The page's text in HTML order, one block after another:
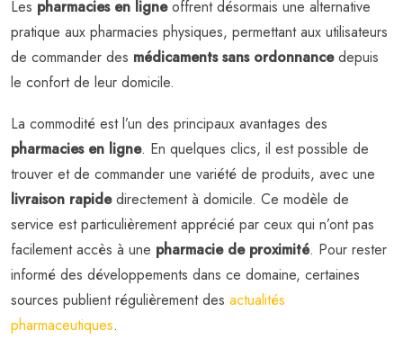
Les pharmacies en ligneoffrent désormais une alternative
pratique aux pharmacies physiques, permettant aux utilisateurs
de commander des médicaments sans ordonnancedepuis
le confort de leur domicile.
La commodité est l’un des principaux avantages des
pharmacies en ligne. En quelques clics, il est possible de
trouver et de commander une variété de produits, avec une
livraison rapidedirectement à domicile. Ce modèle de
service est particulièrement apprécié par ceux qui n’ont pas
facilement accès à une pharmacie de proximité. Pour rester
informé des développements dans ce domaine, certaines
sources publient régulièrement des actualités
pharmaceutiques.